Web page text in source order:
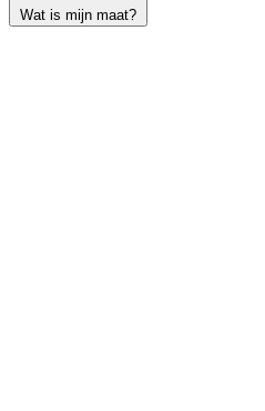
Wat is mijn maat?